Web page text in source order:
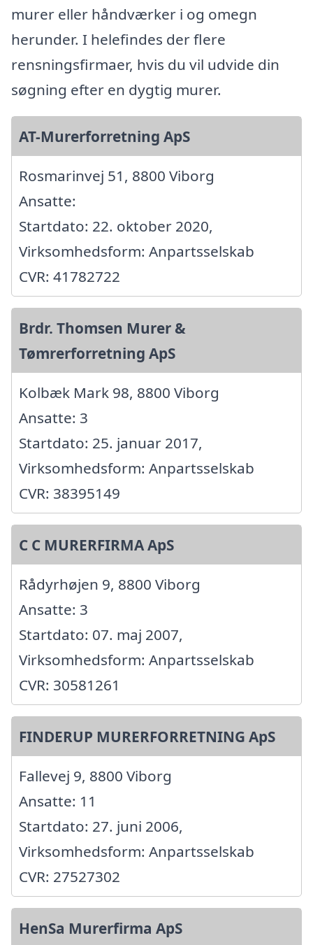
murer eller håndværker i og omegn
herunder. I helefindes der flere
rensningsfirmaer, hvis du vil udvide din
søgning efter en dygtig murer.
AT-Murerforretning ApS
Rosmarinvej 51, 8800 Viborg
Ansatte:
Startdato: 22. oktober 2020,
Virksomhedsform: Anpartsselskab
CVR: 41782722
Brdr. Thomsen Murer &
Tømrerforretning ApS
Kolbæk Mark 98, 8800 Viborg
Ansatte: 3
Startdato: 25. januar 2017,
Virksomhedsform: Anpartsselskab
CVR: 38395149
C C MURERFIRMA ApS
Rådyrhøjen 9, 8800 Viborg
Ansatte: 3
Startdato: 07. maj 2007,
Virksomhedsform: Anpartsselskab
CVR: 30581261
FINDERUP MURERFORRETNING ApS
Fallevej 9, 8800 Viborg
Ansatte: 11
Startdato: 27. juni 2006,
Virksomhedsform: Anpartsselskab
CVR: 27527302
HenSa Murerfirma ApS